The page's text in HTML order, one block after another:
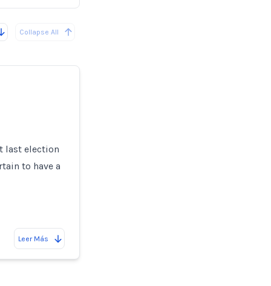
Collapse All
last election
to have a
Leer Más